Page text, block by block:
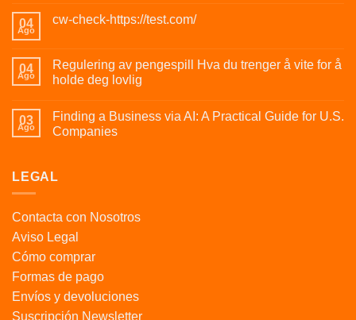
04
Ago
cw-check-https://test.com/
04
Ago
Regulering av pengespill Hva du trenger å vite for å
holde deg lovlig
03
Ago
Finding a Business via AI: A Practical Guide for U.S.
Companies
LEGAL
Contacta con Nosotros
Aviso Legal
Cómo comprar
Formas de pago
Envíos y devoluciones
Suscripción Newsletter